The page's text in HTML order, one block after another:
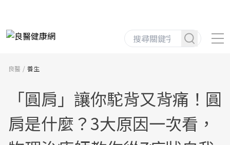
良醫 養生
「圓肩」讓你駝背又背痛！圓
肩是什麼？3大原因一次看，